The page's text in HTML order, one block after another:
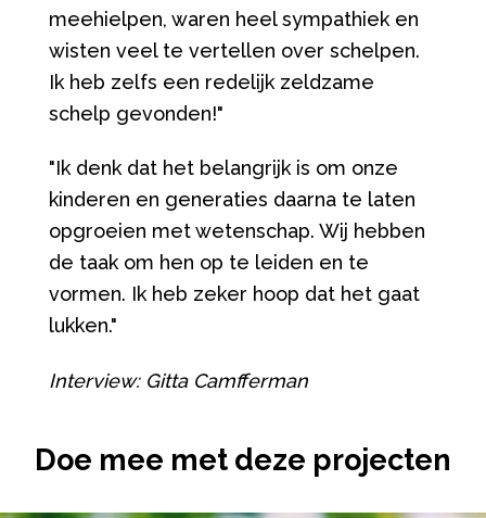
meehielpen, waren heel sympathiek en
wisten veel te vertellen over schelpen.
Ik heb zelfs een redelijk zeldzame
schelp gevonden!"
"Ik denk dat het belangrijk is om onze
kinderen en generaties daarna te laten
opgroeien met wetenschap. Wij hebben
de taak om hen op te leiden en te
vormen. Ik heb zeker hoop dat het gaat
lukken."
Interview: Gitta Camfferman
Doe mee met deze projecten